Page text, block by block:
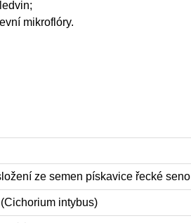
mikroflóry.
ze semen pískavice řecké
intybus)